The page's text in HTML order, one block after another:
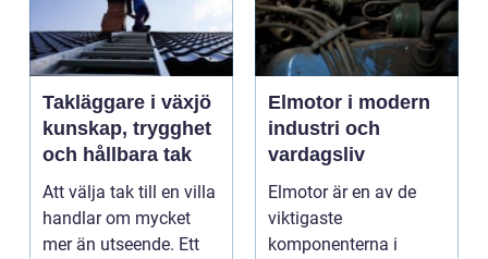
Takläggare i växjö
kunskap, trygghet
och hållbara tak
Att välja tak till en villa
handlar om mycket
mer än utseende. Ett
Elmotor i modern
industri och
vardagsliv
Elmotor är en av de
viktigaste
komponenterna i